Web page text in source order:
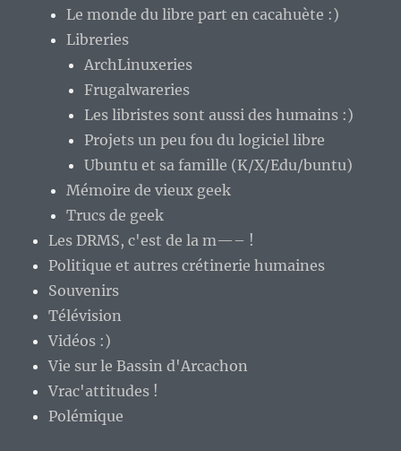
Le monde du libre part en cacahuète :)
Libreries
ArchLinuxeries
Frugalwareries
Les libristes sont aussi des humains :)
Projets un peu fou du logiciel libre
Ubuntu et sa famille (K/X/Edu/buntu)
Mémoire de vieux geek
Trucs de geek
Les DRMS, c'est de la m—– !
Politique et autres crétinerie humaines
Souvenirs
Télévision
Vidéos :)
Vie sur le Bassin d'Arcachon
Vrac'attitudes !
Polémique